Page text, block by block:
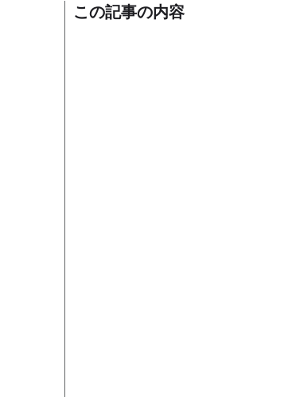
この記事の内容